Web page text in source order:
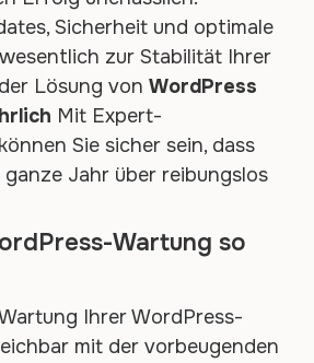
Sicherheit und optimale
zur Stabilität Ihrer
Lösung von WordPress
Mit Expert-
Sie sicher sein, dass
ganze Jahr über reibungslos
Wartung so
Ihrer WordPress-
mit der vorbeugenden